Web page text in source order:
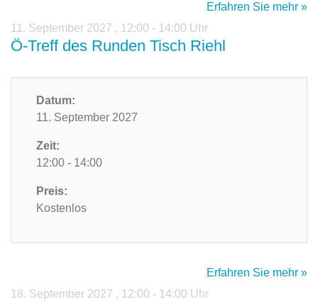
Erfahren Sie mehr »
11. September 2027 , 12:00 - 14:00 Uhr
Ö-Treff des Runden Tisch Riehl
Datum:
11. September 2027
Zeit:
12:00 - 14:00
Preis:
Kostenlos
Erfahren Sie mehr »
18. September 2027 , 12:00 - 14:00 Uhr